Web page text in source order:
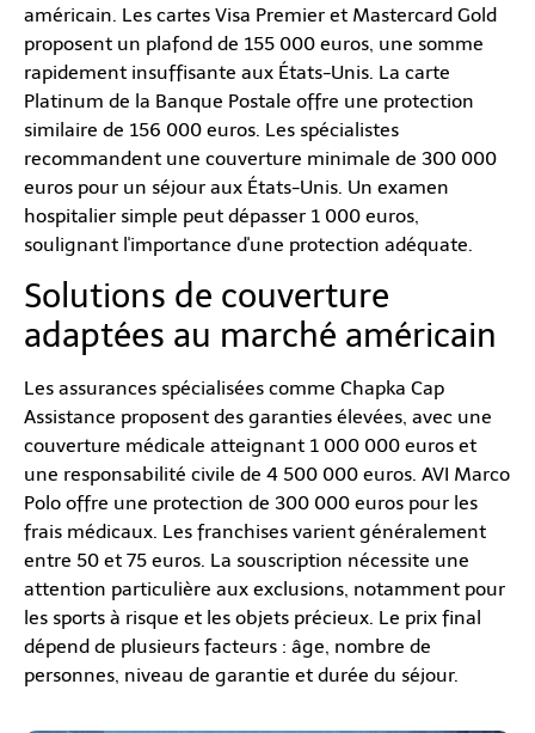
américain. Les cartes Visa Premier et Mastercard Gold
proposent un plafond de 155 000 euros, une somme
rapidement insuffisante aux États-Unis. La carte
Platinum de la Banque Postale offre une protection
similaire de 156 000 euros. Les spécialistes
recommandent une couverture minimale de 300 000
euros pour un séjour aux États-Unis. Un examen
hospitalier simple peut dépasser 1 000 euros,
soulignant l'importance d'une protection adéquate.
Solutions de couverture
adaptées au marché américain
Les assurances spécialisées comme Chapka Cap
Assistance proposent des garanties élevées, avec une
couverture médicale atteignant 1 000 000 euros et
une responsabilité civile de 4 500 000 euros. AVI Marco
Polo offre une protection de 300 000 euros pour les
frais médicaux. Les franchises varient généralement
entre 50 et 75 euros. La souscription nécessite une
attention particulière aux exclusions, notamment pour
les sports à risque et les objets précieux. Le prix final
dépend de plusieurs facteurs : âge, nombre de
personnes, niveau de garantie et durée du séjour.